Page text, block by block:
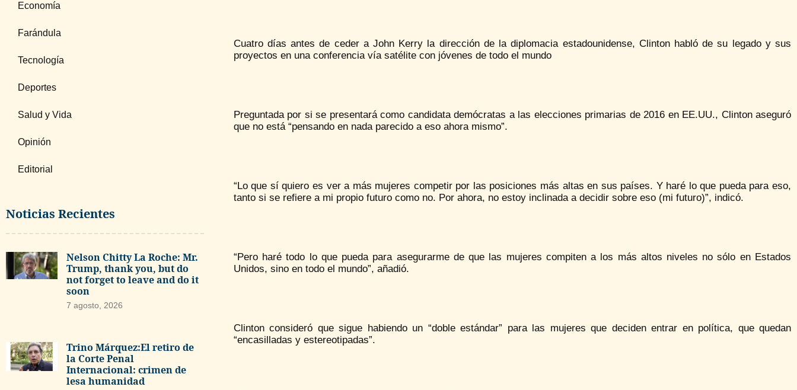
Economía
Farándula
Tecnología
Deportes
Salud y Vida
Opinión
Editorial
Noticias Recientes
Nelson Chitty La Roche: Mr.
Trump, thank you, but do
not forget to leave and do it
soon
7 agosto, 2026
Trino Márquez:El retiro de
la Corte Penal
Internacional: crimen de
lesa humanidad
Cuatro días antes de ceder a John Kerry la dirección de la diplomacia estadounidense, Clinton habló de su legado y sus
proyectos en una conferencia vía satélite con jóvenes de todo el mundo
Preguntada por si se presentará como candidata demócratas a las elecciones primarias de 2016 en EE.UU., Clinton aseguró
que no está “pensando en nada parecido a eso ahora mismo”.
“Lo que sí quiero es ver a más mujeres competir por las posiciones más altas en sus países. Y haré lo que pueda para eso,
tanto si se refiere a mi propio futuro como no. Por ahora, no estoy inclinada a decidir sobre eso (mi futuro)”, indicó.
“Pero haré todo lo que pueda para asegurarme de que las mujeres compiten a los más altos niveles no sólo en Estados
Unidos, sino en todo el mundo”, añadió.
Clinton consideró que sigue habiendo un “doble estándar” para las mujeres que deciden entrar en política, que quedan
“encasilladas y estereotipadas”.